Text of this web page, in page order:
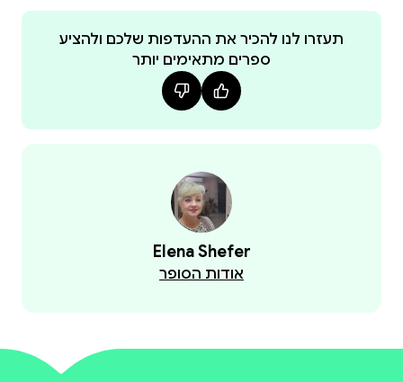
האגדה הזו לא רק סוחפת את הילד להרפתקאות
מרתקות, אלא גם מהווה בסיס לשיחות משפחתיות על
ערכים, טוב לב ואושר אמיתי.
תעזרו לנו להכיר את ההעדפות שלכם ולהציע
ספרים מתאימים יותר
Elena Shefer
אודות הסופר